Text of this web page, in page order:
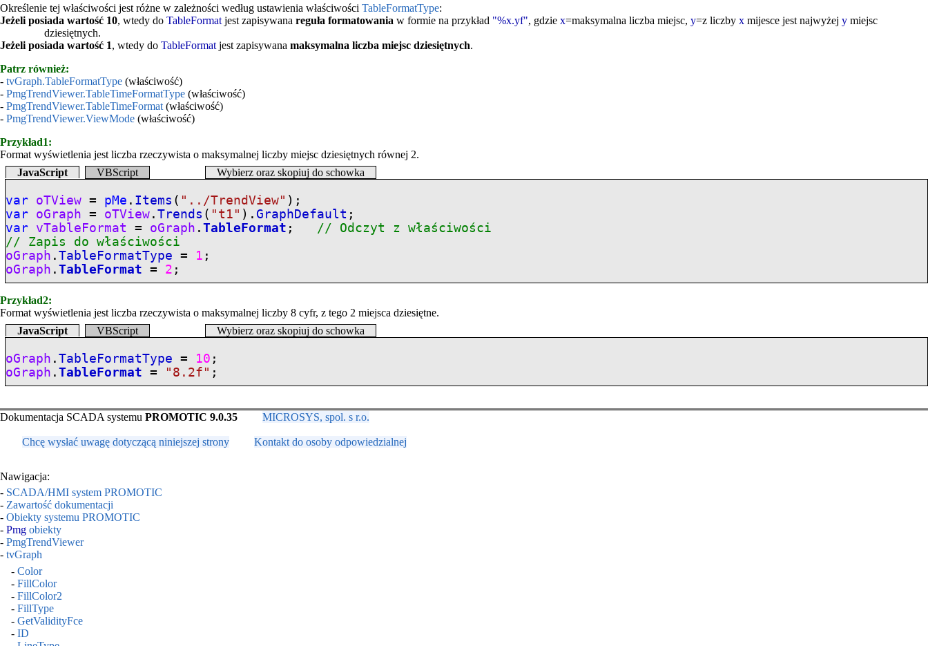
Określenie tej właściwości jest różne w zależności według ustawienia właściwości TableFormatType:
Jeżeli posiada wartość 10, wtedy do TableFormat jest zapisywana reguła formatowania w formie na przykład "%x.yf", gdzie x=maksymalna liczba miejsc, y=z liczby x mijesce jest najwyżej y miejsc
dziesiętnych.
Jeżeli posiada wartość 1, wtedy do TableFormat jest zapisywana maksymalna liczba miejsc dziesiętnych.
Patrz również:
- tvGraph.TableFormatType (właściwość)
- PmgTrendViewer.TableTimeFormatType (właściwość)
- PmgTrendViewer.TableTimeFormat (właściwość)
- PmgTrendViewer.ViewMode (właściwość)
Przykład1:
Format wyświetlenia jest liczba rzeczywista o maksymalnej liczby miejsc dziesiętnych równej 2.
JavaScript
VBScript Wybierz oraz skopiuj do schowka
var oTView = pMe . Items ( "../TrendView" );
var oGraph = oTView .Trends ( "t1" ). GraphDefault ;
var vTableFormat = oGraph .TableFormat ; // Odczyt z właściwości
// Zapis do właściwości
oGraph .TableFormatType = 1 ;
oGraph .TableFormat = 2 ;
Przykład2:
Format wyświetlenia jest liczba rzeczywista o maksymalnej liczby 8 cyfr, z tego 2 miejsca dziesiętne.
JavaScript
VBScript Wybierz oraz skopiuj do schowka
oGraph .TableFormatType = 10 ;
oGraph .TableFormat = "8.2f" ;
Dokumentacja SCADA systemu PROMOTIC 9.0.35 MICROSYS, spol. s r.o.
Chcę wysłać uwagę dotyczącą niniejszej strony Kontakt do osoby odpowiedzialnej
Nawigacja:
- SCADA/HMI system PROMOTIC
- Zawartość dokumentacji
- Obiekty systemu PROMOTIC
- Pmg obiekty
- PmgTrendViewer
- tvGraph
- Color
- FillColor
- FillColor2
- FillType
- GetValidityFce
- ID